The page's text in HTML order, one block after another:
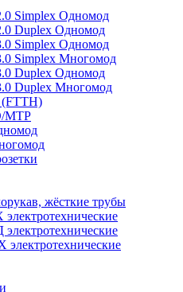
Simplex Одномод
Duplex Одномод
Simplex Одномод
Simplex Многомод
Duplex Одномод
Duplex Многомод
(FTTH)
MTP
жёсткие трубы